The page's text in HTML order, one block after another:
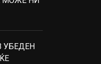
УБЕДЕН